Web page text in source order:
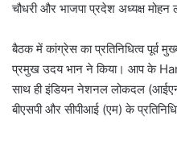
चौधरी और भाजपा प्रदेश अध्यक्ष मोहन
बैठक में कांग्रेस का प्रतिनिधित्व पूर्व
प्रमुख उदय भान ने किया। आप के
साथ ही इंडियन नेशनल लोकदल
बीएसपी और सीपीआई (एम) के